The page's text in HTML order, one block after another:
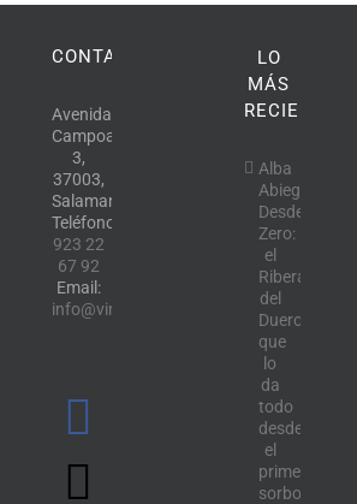
CONTACTO
Avenida
Campoamor,
3,
37003,
Salamanca.
Teléfono:
923 22
67 92
Email:
info@vinotecalavendimia.es
LO
MÁS
RECIENTE
Alba
Abiega
Desde
Zero:
el
Ribera
del
Duero
que
lo
da
todo
desde
el
primer
sorbo